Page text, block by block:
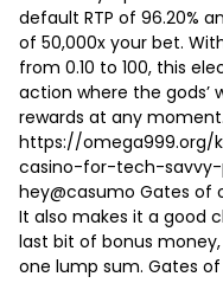
default RTP of 96.20%
of 50,000x your bet.
from 0.10 to 100, this
action where the
rewards at any moment.
https://omega999.org/
casino-for-tech-savvy-
hey@casumo Gates of
It also makes it a good
last bit of bonus
one lump sum. Gates of